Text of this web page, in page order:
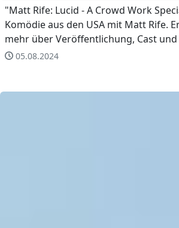
"Matt Rife: Lucid - A Crowd Work
Komödie aus den USA mit Matt Rife.
mehr über Veröffentlichung, Cast und
05.08.2024